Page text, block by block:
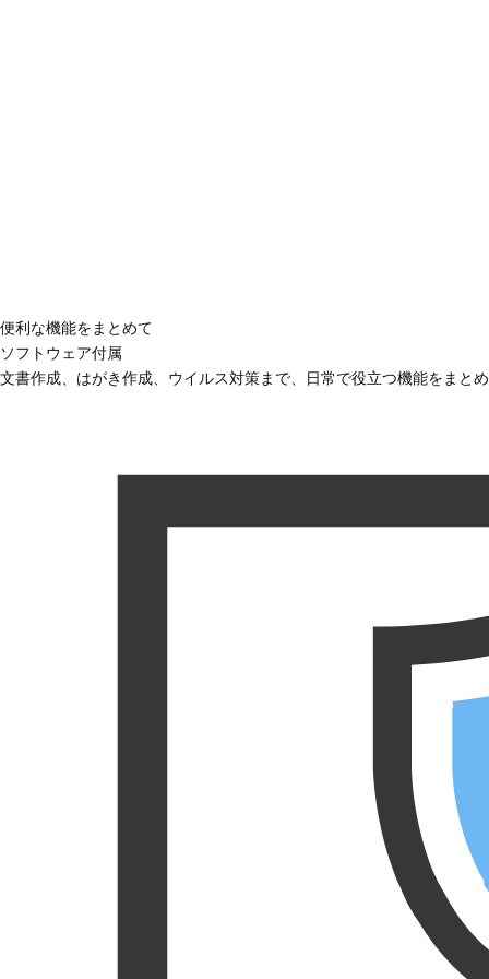
便利な機能をまとめて
ソフトウェア付属
文書作成、はがき作成、ウイルス対策まで、日常で役立つ機能をまと